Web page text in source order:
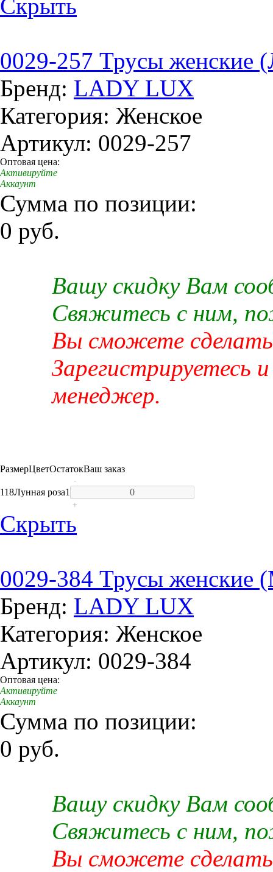
Скрыть
0029-257 Трусы женские
Бренд: LADY LUX
Категория: Женское
Артикул: 0029-257
Оптовая цена:
Активируйте
Аккаунт
Сумма по позиции:
0 руб.
Вашу скидку Вам
Свяжитесь с ним,
Вы сможете сделать
Зарегистрируетесь
менеджер.
РазмерЦветОстатокВаш заказ
118Лунная роза1
-
+
Скрыть
0029-384 Трусы женские
Бренд: LADY LUX
Категория: Женское
Артикул: 0029-384
Оптовая цена:
Активируйте
Аккаунт
Сумма по позиции:
0 руб.
Вашу скидку Вам
Свяжитесь с ним,
Вы сможете сделать